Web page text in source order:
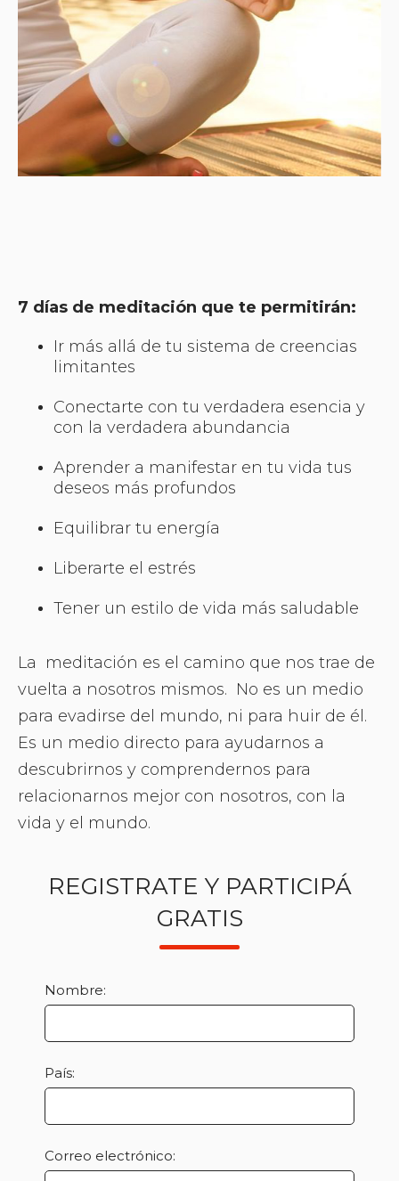
7 días de meditación que te permitirán:
Ir más allá de tu sistema de creencias
limitantes
Conectarte con tu verdadera esencia y
con la verdadera abundancia
Aprender a manifestar en tu vida tus
deseos más profundos
Equilibrar tu energía
Liberarte el estrés
Tener un estilo de vida más saludable
La meditación es el camino que nos trae de
vuelta a nosotros mismos. No es un medio
para evadirse del mundo, ni para huir de él.
Es un medio directo para ayudarnos a
descubrirnos y comprendernos para
relacionarnos mejor con nosotros, con la
vida y el mundo.
REGISTRATE Y PARTICIPÁ
GRATIS
Nombre:
País:
Correo electrónico: